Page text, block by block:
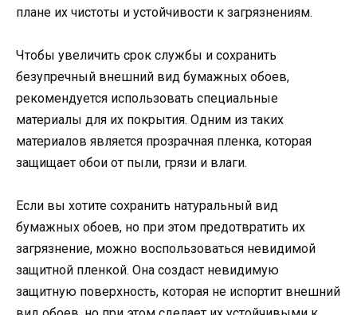
плане их чистоты и устойчивости к загрязнениям.
Чтобы увеличить срок службы и сохранить
безупречный внешний вид бумажных обоев,
рекомендуется использовать специальные
материалы для их покрытия. Одним из таких
материалов является прозрачная пленка, которая
защищает обои от пыли, грязи и влаги.
Если вы хотите сохранить натуральный вид
бумажных обоев, но при этом предотвратить их
загрязнение, можно воспользоваться невидимой
защитной пленкой. Она создаст невидимую
защитную поверхность, которая не испортит внешний